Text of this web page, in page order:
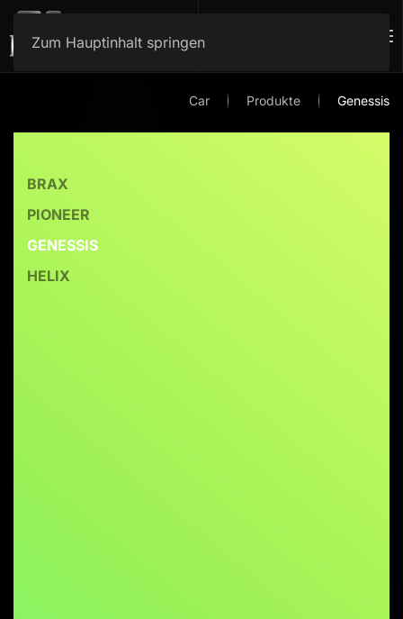
Zum Hauptinhalt springen
Car Produkte Genessis
BRAX
PIONEER
GENESSIS
HELIX